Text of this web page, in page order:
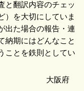
と翻訳内容のチェッ
）を大切にしていま
出た場合の報告・連
納期にはどんなこと
ことを鉄則としてい
大阪府